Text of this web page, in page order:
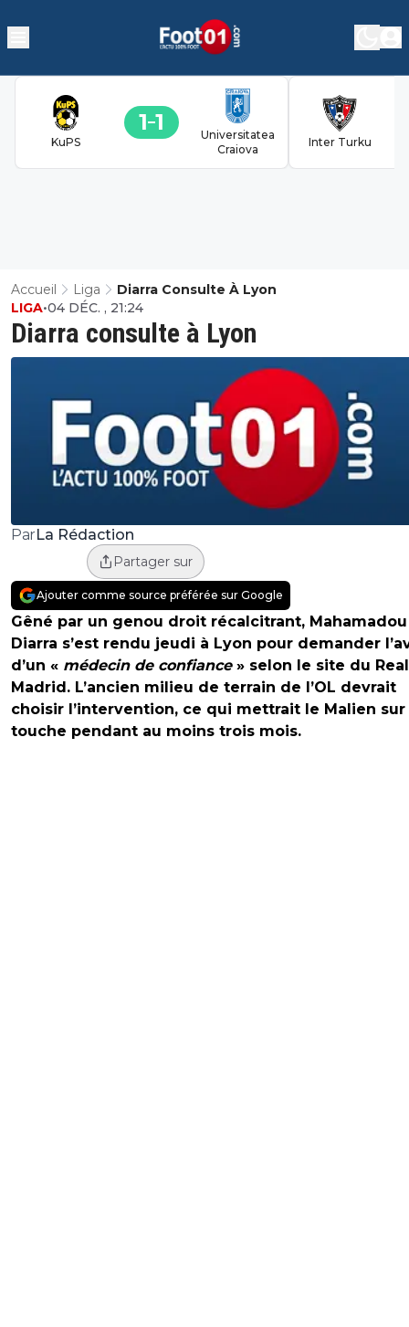
KuPS
1 1
Universitatea
Craiova
Inter Turku
Accueil Liga Diarra Consulte À Lyon
Diarra consulte à Lyon
LIGA•04 DÉC. , 21:24
ParLa Rédaction
Partager sur
Ajouter comme source préférée sur Google
Gêné par un genou droit récalcitrant, Mahamadou
Diarra s’est rendu jeudi à Lyon pour demander
d’un « médecin de confiance» selon le site du Real
Madrid. L’ancien milieu de terrain de l’OL devrait
choisir l’intervention, ce qui mettrait le Malien sur
touche pendant au moins trois mois.